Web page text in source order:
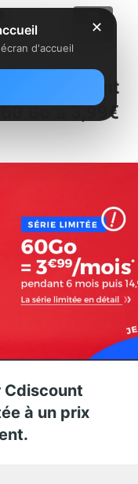
Cdiscount
Go à 3,99€
Cdiscount
à un prix
✕
d'accueil